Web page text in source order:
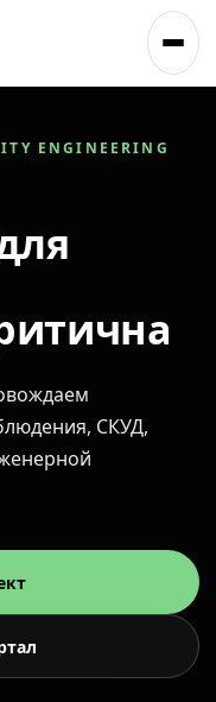
ENGINEERING
СКУД,